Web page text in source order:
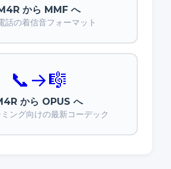
から MMF へ
話の着信音フォーマット
📞 →🎼
から OPUS へ
ング向けの最新コーデック